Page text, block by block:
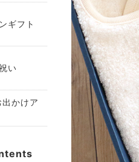
ギフト
い
かけア